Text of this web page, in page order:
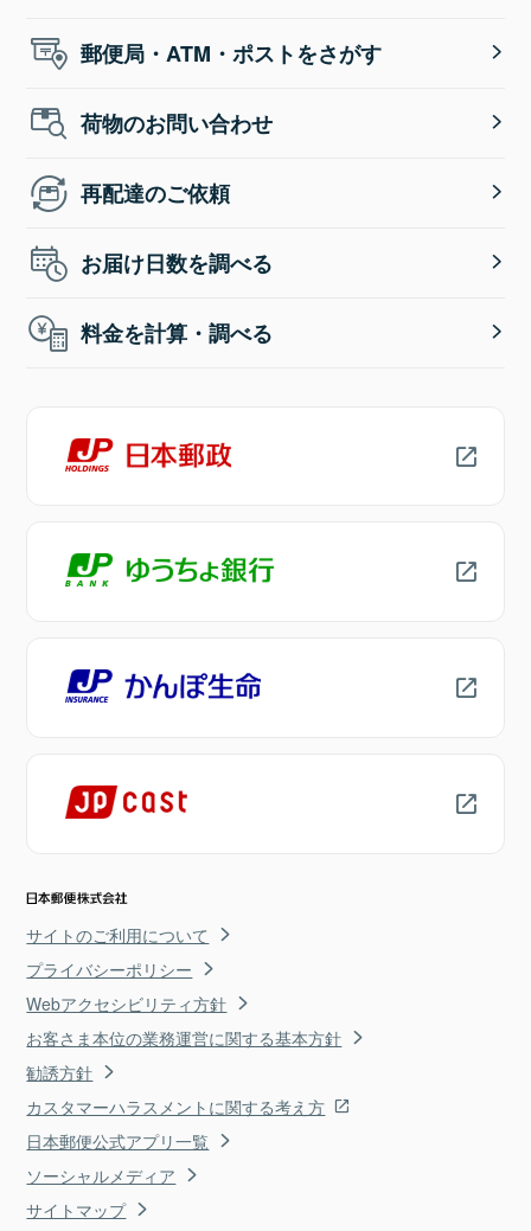
郵便局・ATM・ポストをさがす
荷物のお問い合わせ
再配達のご依頼
お届け日数を調べる
料金を計算・調べる
サイトのご利用について
プライバシーポリシー
Webアクセシビリティ方針
お客さま本位の業務運営に関する基本方針
勧誘方針
カスタマーハラスメントに関する考え方
日本郵便公式アプリ一覧
ソーシャルメディア
サイトマップ